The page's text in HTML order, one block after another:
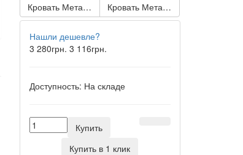
Кровать Метакам ЖасминКровать Метакам Дарина Люкс
Нашли дешевле?
3 280грн. 3 116грн.
Доступность: На складе
Купить
Купить в 1 клик